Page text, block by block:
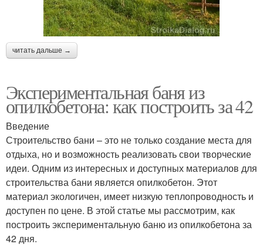
читать дальше →
Экспериментальная баня из
опилкобетона: как построить за 42
Введение
Строительство бани – это не только создание места для
отдыха, но и возможность реализовать свои творческие
идеи. Одним из интересных и доступных материалов для
строительства бани является опилкобетон. Этот
материал экологичен, имеет низкую теплопроводность и
доступен по цене. В этой статье мы рассмотрим, как
построить экспериментальную баню из опилкобетона за
42 дня.